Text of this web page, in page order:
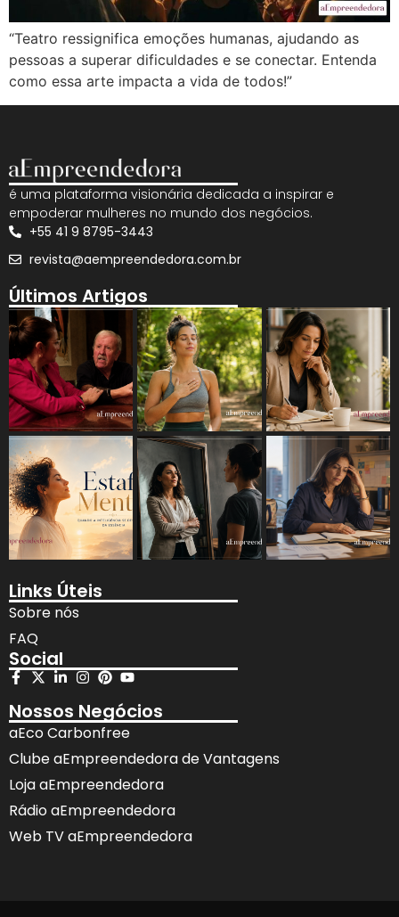
“Teatro ressignifica emoções humanas, ajudando as
pessoas a superar dificuldades e se conectar. Entenda
como essa arte impacta a vida de todos!”
é uma plataforma visionária dedicada a inspirar e
empoderar mulheres no mundo dos negócios.
+55 41 9 8795-3443
revista@aempreendedora.com.br
Últimos Artigos
Links Úteis
Sobre nós
FAQ
Social
Nossos Negócios
aEco Carbonfree
Clube aEmpreendedora de Vantagens
Loja aEmpreendedora
Rádio aEmpreendedora
Web TV aEmpreendedora